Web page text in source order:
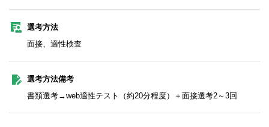
選考方法
面接、適性検査
選考方法備考
書類選考→web適性テスト（約20分程度）＋面接選考2～3回